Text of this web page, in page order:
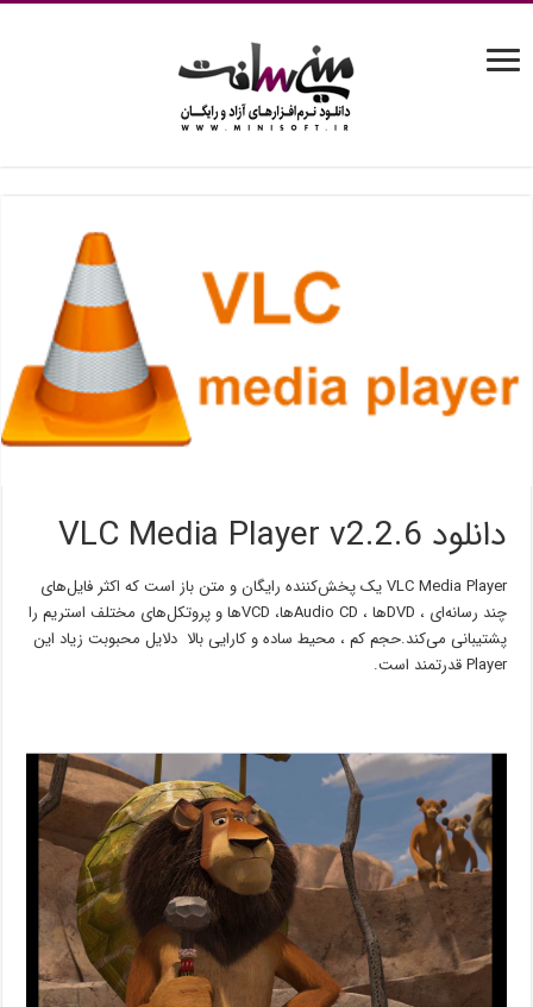
دانلود VLC Media Player v2.2.6
VLC Media Player یک پخش‌کننده رایگان و متن باز است که اکثر فایل‌های
چند رسانه‌ای ، DVDها ، Audio CDها، VCDها و پروتکل‌های مختلف استریم را
پشتیبانی می‌کند.حجم کم ، محیط ساده و کارایی بالا دلایل محبوبت زیاد این
Player قدرتمند است.